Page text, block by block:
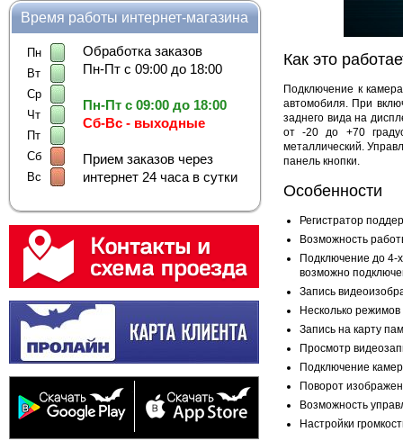
Время работы интернет-магазина
Пн
Вт
Ср
Чт
Пт
Сб
Вс
Обработка заказов
Пн-Пт с 09:00 до 18:00
Пн-Пт с 09:00 до 18:00
Сб-Вс - выходные
Прием заказов через
интернет 24 часа в сутки
Как это
Подключение к
автомобиля. При
заднего вида на
от -20 до +70
металлический.
панель кнопки.
Особенности
Регистратор
Возможность
Подключение до 4-
возможно
Запись
Несколько
Запись на карту
Просмотр
Подключение
Поворот
Возможность
Настройки